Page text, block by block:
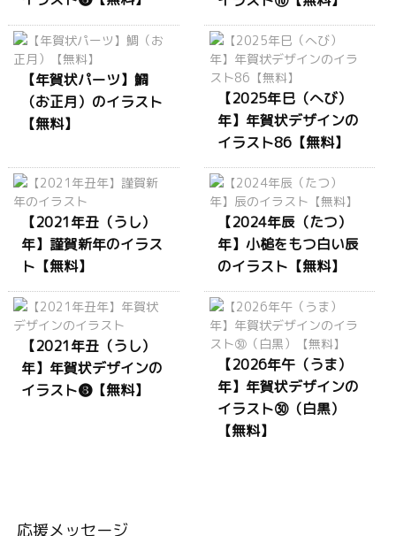
【年賀状パーツ】鯛
（お正月）のイラスト
【無料】
【2025年巳（へび）
年】年賀状デザインの
イラスト86【無料】
【2021年丑（うし）
年】謹賀新年のイラス
ト【無料】
【2024年辰（たつ）
年】小槌をもつ白い辰
のイラスト【無料】
【2021年丑（うし）
年】年賀状デザインの
イラスト❽【無料】
【2026年午（うま）
年】年賀状デザインの
イラスト㉚（白黒）
【無料】
応援メッセージ